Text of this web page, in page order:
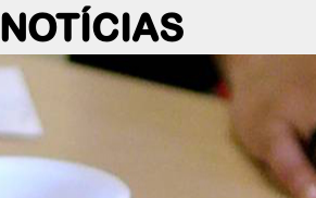
NOTÍCIAS